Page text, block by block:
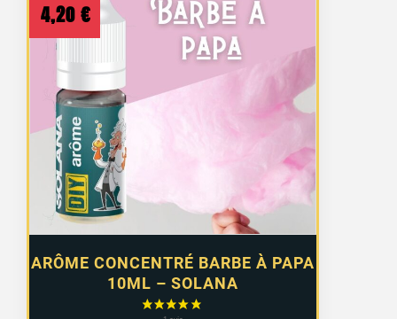
ARÔME CONCENTRÉ BARBE À PAPA
10ML – SOLANA
4,20 €